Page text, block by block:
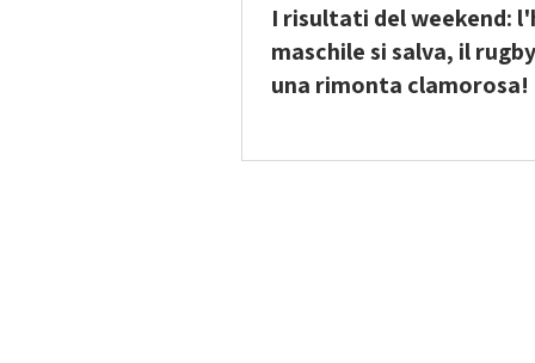
I risultati del weekend:
maschile si salva, il rugby
una rimonta clamorosa!